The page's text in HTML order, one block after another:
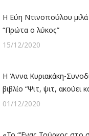
H Εύη Ντινοπούλου μιλά
“Πρώτα ο λύκος”
15/12/2020
Η Άννα Κυριακάκη-
βιβλίο “Ψιτ, ψιτ, ακούει
01/12/2020